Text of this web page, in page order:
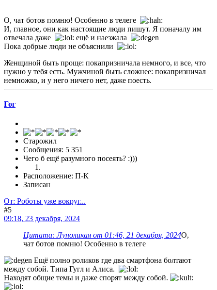
О, чат ботов помню! Особенно в телеге
И, главное, они как настоящие люди пишут. Я поначалу им
отвечала даже
ещё и наезжала
Пока добрые люди не объяснили
Женщиной быть проще: покапризничала немного, и все, что
нужно у тебя есть. Мужчиной быть сложнее: покапризничал
немножко, и у него ничего нет, даже поесть.
Гог
Старожил
Сообщения: 5 351
Чего б ещё разумного посеять? :)))
Расположение: П-К
Записан
От: Роботы уже вокруг...
#5
09:18, 23 декабря, 2024
Цитата: Луноликая от 01:46, 21 декабря, 2024О,
чат ботов помню! Особенно в телеге
Ещё полно роликов где два смартфона болтают
между собой. Типа Гугл и Алиса.
Находят общие темы и даже спорят между собой.